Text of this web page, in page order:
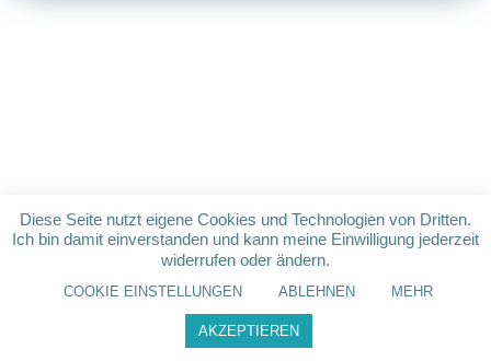
Diese Seite nutzt eigene Cookies und Technologien von Dritten.
Ich bin damit einverstanden und kann meine Einwilligung jederzeit
widerrufen oder ändern.
COOKIE EINSTELLUNGEN ABLEHNEN MEHR
AKZEPTIEREN